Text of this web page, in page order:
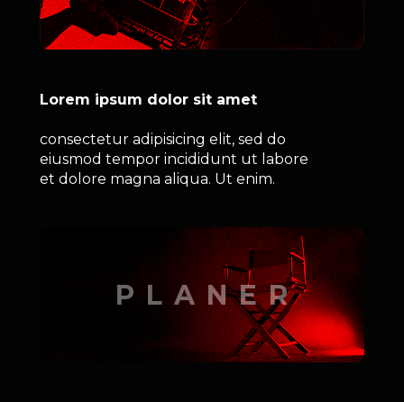
Lorem ipsum dolor sit amet
consectetur adipisicing elit, sed do
eiusmod tempor incididunt ut labore
et dolore magna aliqua. Ut enim.
PLANER